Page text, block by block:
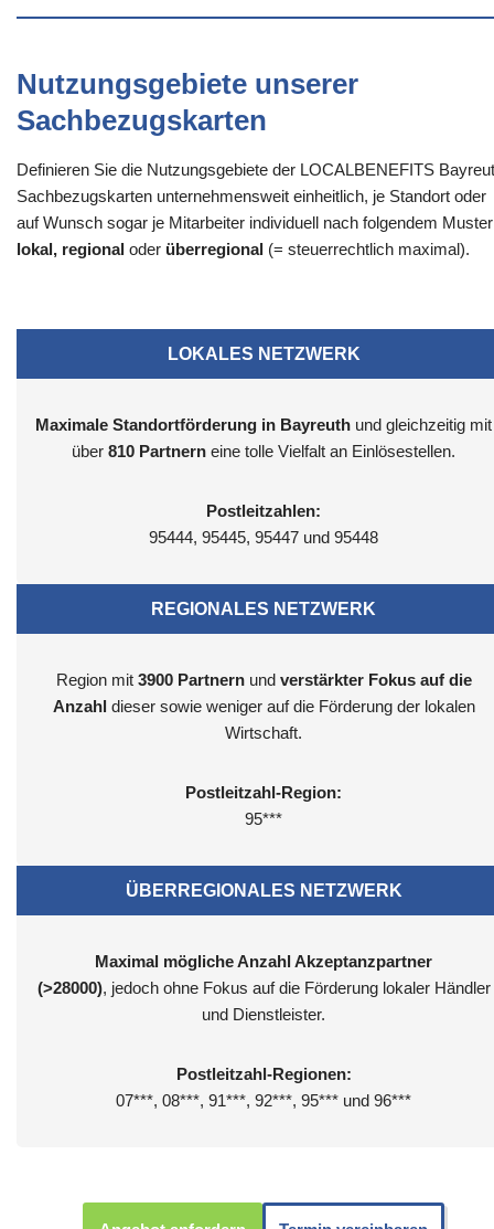
Nutzungsgebiete unserer
Sachbezugskarten
Definieren Sie die Nutzungsgebiete der LOCALBENEFITS
Sachbezugskarten unternehmensweit einheitlich, je Standort oder
auf Wunsch sogar je Mitarbeiter individuell nach folgendem
lokal, regional oder überregional (= steuerrechtlich maximal).
LOKALES NETZWERK
Maximale Standortförderung in Bayreuth und gleichzeitig mit
über 810 Partnern eine tolle Vielfalt an Einlösestellen.
Postleitzahlen:
95444, 95445, 95447 und 95448
REGIONALES NETZWERK
Region mit 3900 Partnernund verstärkter Fokus auf die
Anzahl dieser sowie weniger auf die Förderung der lokalen
Wirtschaft.
Postleitzahl-Region:
95***
ÜBERREGIONALES NETZWERK
Maximal mögliche Anzahl Akzeptanzpartner
(>28000), jedoch ohne Fokus auf die Förderung lokaler Händler
und Dienstleister.
Postleitzahl-Regionen:
07***, 08***, 91***, 92***, 95*** und 96***